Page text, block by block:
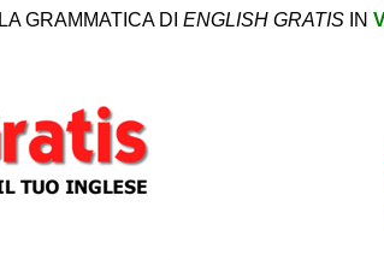
LA GRAMMATICA DI ENGLISH GRATIS IN